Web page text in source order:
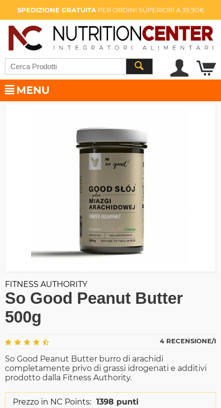
SPEDIZIONE GRATUITAPER ORDINI SUPERIORI A 39,90€
MENU
FITNESS AUTHORITY
So Good Peanut Butter
500g
4 RECENSIONE/I
So Good Peanut Butter burro di arachidi
completamente privo di grassi idrogenati e additivi
prodotto dalla Fitness Authority.
Prezzo in NC Points: 1398 punti